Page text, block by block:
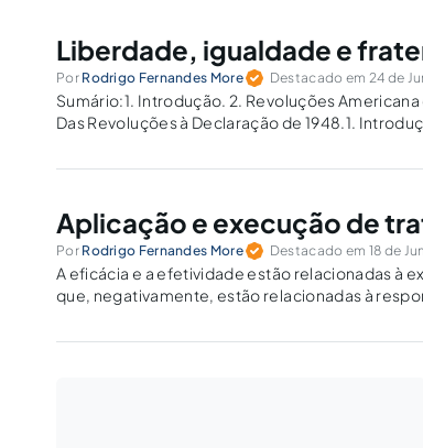
Liberdade, igualdade e
Por Rodrigo Fernandes More Destacado em 24 de
Sumário:1. Introdução. 2. Revoluções
Das Revoluções à Declaração de 1948.1.
Aplicação e execução de
Por Rodrigo Fernandes More Destacado em 18 de
A eficácia e a efetividade estão relacionadas à
que, negativamente, estão relacionadas à